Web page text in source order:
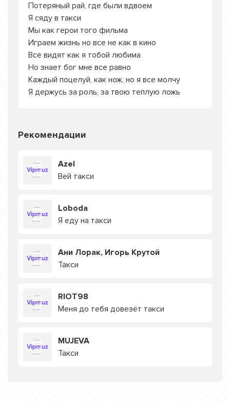
Потеряный рай, где были вдвоем
Я сяду в такси
Мы как герои того фильма
Играем жизнь но все не как в кино
Все видят как я тобой любима
Но знает бог мне все равно
Каждый поцелуй, как нож, но я все молчу
Я держусь за роль, за твою теплую ложь
Рекомендации
Azel
Вей такси
Loboda
Я еду на такси
Ани Лорак, Игорь Крутой
Такси
RIOT98
Меня до тебя довезёт такси
MUJEVA
Такси